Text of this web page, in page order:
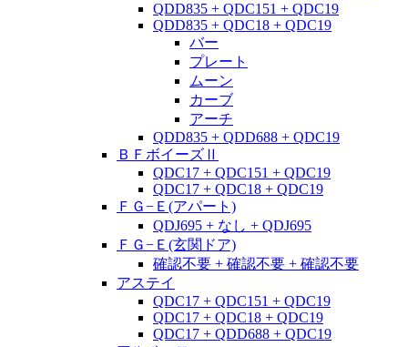
QDD835 + QDC151 + QDC19
QDD835 + QDC18 + QDC19
バー
プレート
ムーン
カーブ
アーチ
QDD835 + QDD688 + QDC19
ＢＦボイーズⅡ
QDC17 + QDC151 + QDC19
QDC17 + QDC18 + QDC19
ＦＧ−Ｅ(アパート)
QDJ695 + なし + QDJ695
ＦＧ−Ｅ(玄関ドア)
確認不要 + 確認不要 + 確認不要
アステイ
QDC17 + QDC151 + QDC19
QDC17 + QDC18 + QDC19
QDC17 + QDD688 + QDC19